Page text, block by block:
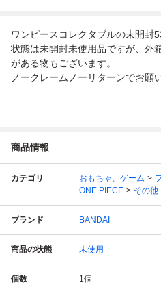
ワンピースコレクタブルの未開封
状態は未開封未使用品ですが、外
がある物もございます。
ノークレームノーリターンでお願
商品情報
カテゴリ おもちゃ、ゲーム
ONE PIECE
その他
ブランド BANDAI
商品の状態 未使用
個数 1個